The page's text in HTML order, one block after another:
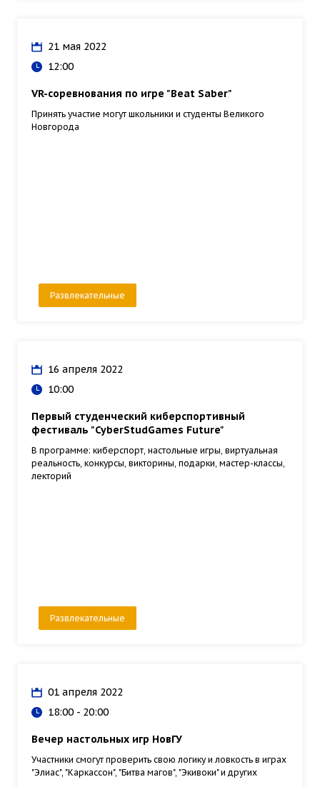
21 мая 2022
12:00
VR-соревнования по игре "Beat Saber"
Принять участие могут школьники и студенты Великого
Новгорода
Развлекательные
16 апреля 2022
10:00
Первый студенческий киберспортивный
фестиваль "CyberStudGames Future"
В программе: киберспорт, настольные игры, виртуальная
реальность, конкурсы, викторины, подарки, мастер-классы,
лекторий
Развлекательные
01 апреля 2022
18:00 - 20:00
Вечер настольных игр НовГУ
Участники смогут проверить свою логику и ловкость в играх
"Элиас", "Каркассон", "Битва магов", "Экивоки" и других